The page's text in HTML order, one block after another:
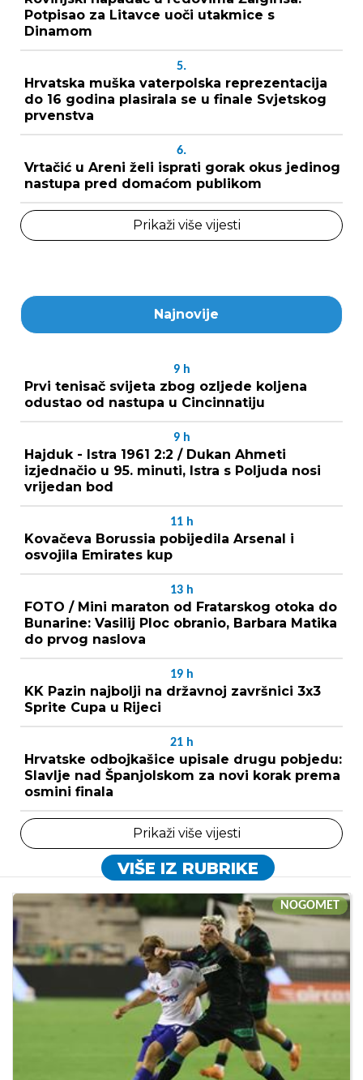
Potpisao za Litavce uoči utakmice s
Dinamom
5.
Hrvatska muška vaterpolska reprezentacija
do 16 godina plasirala se u finale Svjetskog
prvenstva
6.
Vrtačić u Areni želi isprati gorak okus jedinog
nastupa pred domaćom publikom
Prikaži više vijesti
Najnovije
9 h
Prvi tenisač svijeta zbog ozljede koljena
odustao od nastupa u Cincinnatiju
9 h
Hajduk - Istra 1961 2:2 / Dukan Ahmeti
izjednačio u 95. minuti, Istra s Poljuda nosi
vrijedan bod
11 h
Kovačeva Borussia pobijedila Arsenal i
osvojila Emirates kup
13 h
FOTO / Mini maraton od Fratarskog otoka do
Bunarine: Vasilij Ploc obranio, Barbara Matika
do prvog naslova
19 h
KK Pazin najbolji na državnoj završnici 3x3
Sprite Cupa u Rijeci
21 h
Hrvatske odbojkašice upisale drugu pobjedu:
Slavlje nad Španjolskom za novi korak prema
osmini finala
Prikaži više vijesti
VIŠE IZ RUBRIKE
NOGOMET